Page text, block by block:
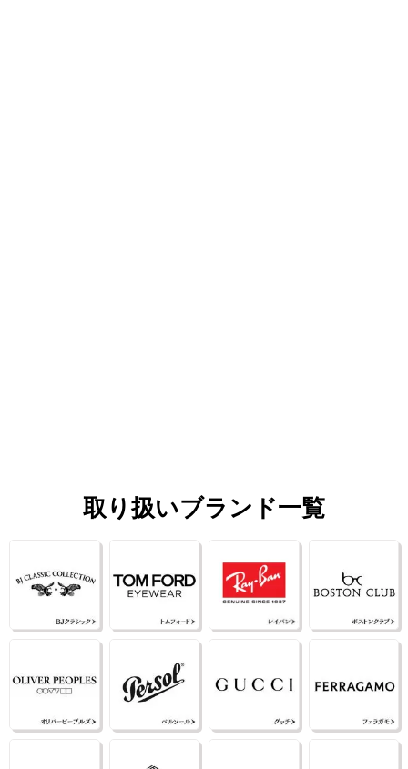
取り扱いブランド一覧